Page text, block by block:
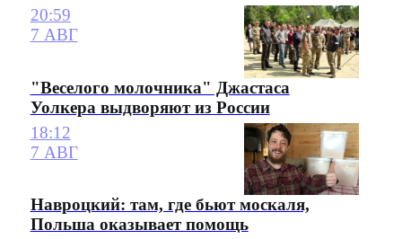
20:59
7 АВГ
"Веселого молочника" Джастаса
Уолкера выдворяют из России
18:12
7 АВГ
Навроцкий: там, где бьют москаля,
Польша оказывает помощь